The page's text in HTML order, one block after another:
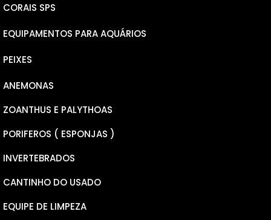
RICORDEA YUMA
RICORDEA BOUNCE
MUSHROOM
ELEGANCE
PLATE
GONIOPORAS
PECTINEAS
GALAXEA
CORAIS SPS
MICROLADOS
NANA
MILLEPORA
SERIATOPORA
EQUIPAMENTOS PARA AQUÁRIOS
PEIXES
PSEUDOCHROMINS
CARDINAL
ANEMONAS
ZOANTHUS E PALYTHOAS
PORIFEROS ( ESPONJAS )
INVERTEBRADOS
CANTINHO DO USADO
EQUIPE DE LIMPEZA